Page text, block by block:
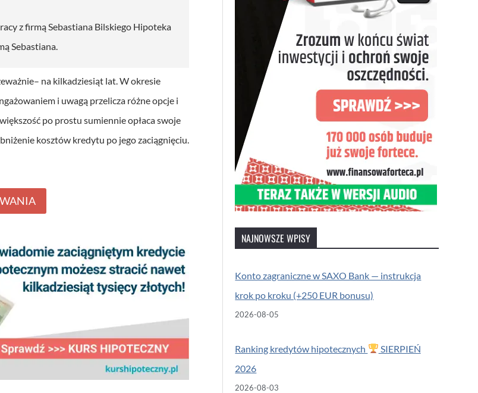
z firmą Sebastiana Bilskiego Hipoteka
Sebastiana.
na kilkadziesiąt lat. W okresie
i uwagą przelicza różne opcje i
po prostu sumiennie opłaca swoje
kosztów kredytu po jego zaciągnięciu.
NAJNOWSZE WPISY
Konto zagraniczne w SAXO Bank — instrukcja
krok po kroku (+250 EUR bonusu)
2026-08-05
Ranking kredytów hipotecznych
SIERPIEŃ
2026
2026-08-03